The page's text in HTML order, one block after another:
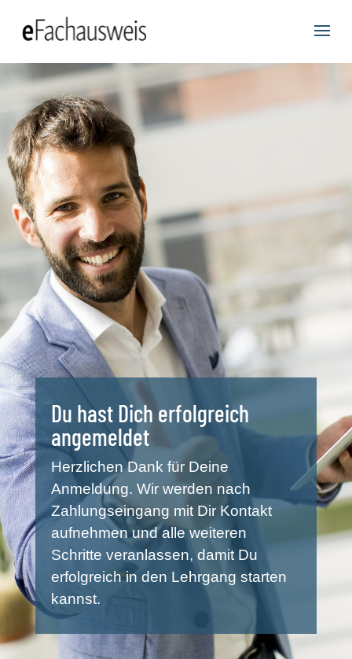
Du hast Dich erfolgreich
angemeldet
Herzlichen Dank für Deine
Anmeldung. Wir werden nach
Zahlungseingang mit Dir Kontakt
aufnehmen und alle weiteren
Schritte veranlassen, damit Du
erfolgreich in den Lehrgang starten
kannst.